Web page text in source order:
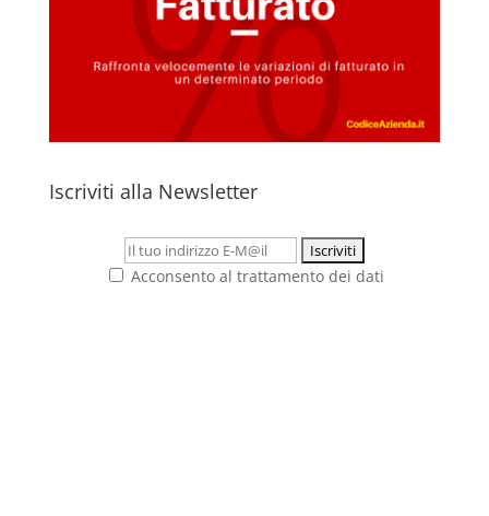
Iscriviti alla Newsletter
Acconsento al trattamento dei dati